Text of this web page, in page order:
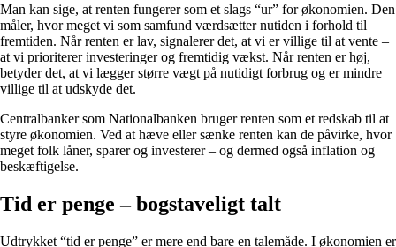
Man kan sige, at renten fungerer som et slags “ur” for økonomien. Den
måler, hvor meget vi som samfund værdsætter nutiden i forhold til
fremtiden. Når renten er lav, signalerer det, at vi er villige til at vente –
at vi prioriterer investeringer og fremtidig vækst. Når renten er høj,
betyder det, at vi lægger større vægt på nutidigt forbrug og er mindre
villige til at udskyde det.
Centralbanker som Nationalbanken bruger renten som et redskab til at
styre økonomien. Ved at hæve eller sænke renten kan de påvirke, hvor
meget folk låner, sparer og investerer – og dermed også inflation og
beskæftigelse.
Tid er penge – bogstaveligt talt
Udtrykket “tid er penge” er mere end bare en talemåde. I økonomien er